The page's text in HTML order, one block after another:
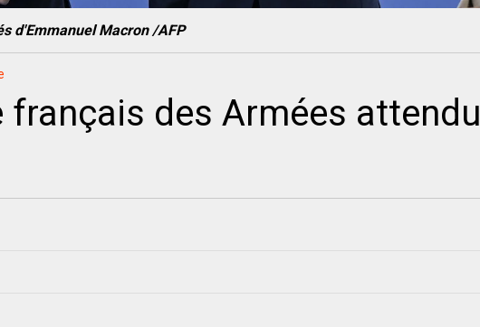
d'Emmanuel Macron /AFP
français des Armées attendu